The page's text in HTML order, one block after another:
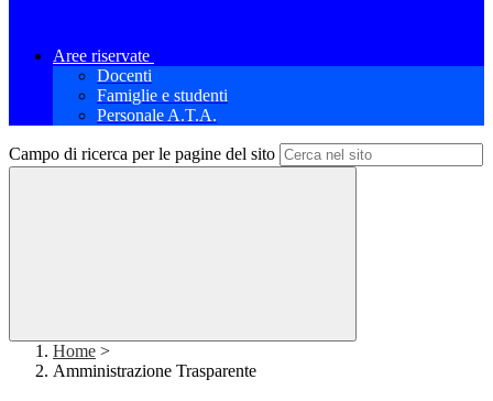
Aree riservate
Docenti
Famiglie e studenti
Personale A.T.A.
Campo di ricerca per le pagine del sito
Home >
Amministrazione Trasparente